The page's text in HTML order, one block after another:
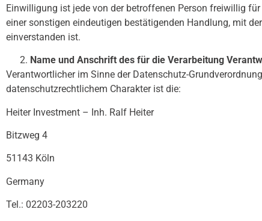
Einwilligung ist jede von der betroffenen Person freiwillig
einer sonstigen eindeutigen bestätigenden Handlung, mit
einverstanden ist.
Name und Anschrift des für die Verarbeitung
Verantwortlicher im Sinne der Datenschutz-
datenschutzrechtlichem Charakter ist die:
Heiter Investment – Inh. Ralf Heiter
Bitzweg 4
51143 Köln
Germany
Tel.: 02203-203220